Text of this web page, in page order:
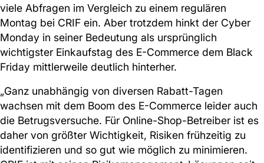
viele Abfragen im Vergleich zu einem regulären
Montag bei CRIF ein. Aber trotzdem hinkt der Cyber
Monday in seiner Bedeutung als ursprünglich
wichtigster Einkaufstag des E-Commerce dem Black
Friday mittlerweile deutlich hinterher.
„Ganz unabhängig von diversen Rabatt-Tagen
wachsen mit dem Boom des E-Commerce leider auch
die Betrugsversuche. Für Online-Shop-Betreiber ist es
daher von größter Wichtigkeit, Risiken frühzeitig zu
identifizieren und so gut wie möglich zu minimieren.